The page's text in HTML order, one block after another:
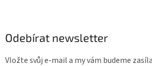
Odebírat newsletter
Vložte svůj e-mail a my vám budeme